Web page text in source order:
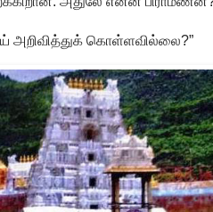
அறிவித்துக் கொள்ளவில்லை?”